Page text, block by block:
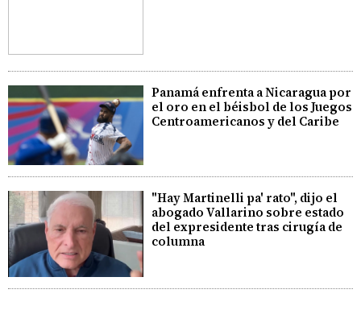
Panamá enfrenta a Nicaragua por
el oro en el béisbol de los Juegos
Centroamericanos y del Caribe
"Hay Martinelli pa' rato", dijo el
abogado Vallarino sobre estado
del expresidente tras cirugía de
columna